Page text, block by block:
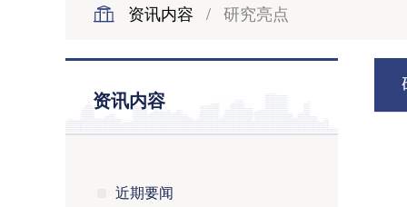
资讯内容 / 研究亮点
资讯内容
近期要闻